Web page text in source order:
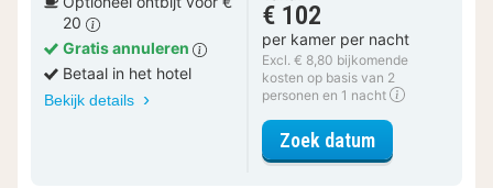
20
Gratis annuleren
Betaal in het hotel
Bekijk details
€ 102
per kamer per nacht
Excl. € 8,80 bijkomende
kosten op basis van 2
personen en 1 nacht
Zoek datumvoor Cozy